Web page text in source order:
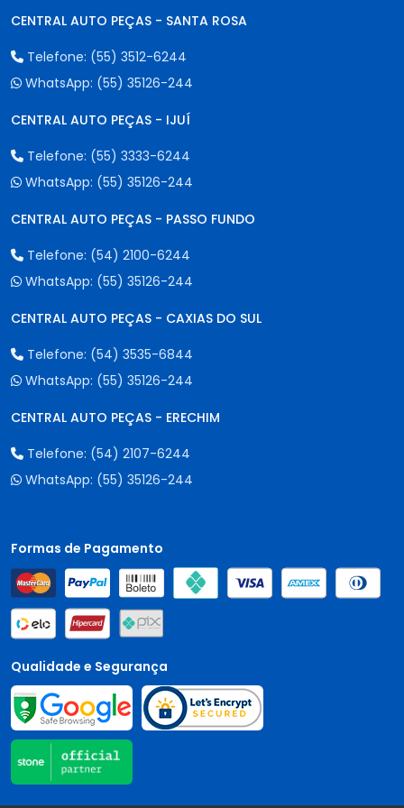
CENTRAL AUTO PEÇAS - SANTA ROSA
Telefone: (55) 3512-6244
WhatsApp: (55) 35126-244
CENTRAL AUTO PEÇAS - IJUÍ
Telefone: (55) 3333-6244
WhatsApp: (55) 35126-244
CENTRAL AUTO PEÇAS - PASSO FUNDO
Telefone: (54) 2100-6244
WhatsApp: (55) 35126-244
CENTRAL AUTO PEÇAS - CAXIAS DO SUL
Telefone: (54) 3535-6844
WhatsApp: (55) 35126-244
CENTRAL AUTO PEÇAS - ERECHIM
Telefone: (54) 2107-6244
WhatsApp: (55) 35126-244
Formas de Pagamento
Qualidade e Segurança